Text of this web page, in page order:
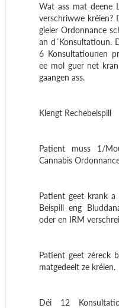
Wat ass mat deene
verschriwwe kréien?
gieler Ordonnance
an d´Konsultatioun.
6 Konsultatiounen
ee mol guer net
gaangen ass.
Klengt Rechebeispill
Patient muss 1/
Cannabis
Patient geet krank
Beispill eng
oder en IRM
Patient geet zéreck
matgedeelt ze kréien.
Déi 12